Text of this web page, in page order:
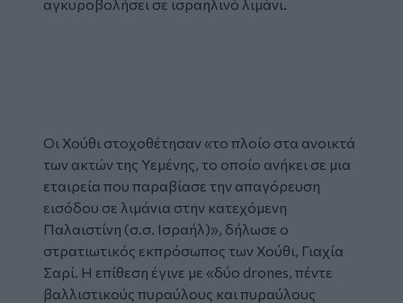
αγκυροβολήσει σε ισραηλινό λιμάνι.
Οι Χούθι στοχοθέτησαν «το πλοίο στα ανοικτά
των ακτών της Υεμένης, το οποίο ανήκει σε μια
εταιρεία που παραβίασε την απαγόρευση
εισόδου σε λιμάνια στην κατεχόμενη
Παλαιστίνη (σ.σ. Ισραήλ)», δήλωσε ο
στρατιωτικός εκπρόσωπος των Χούθι, Γιαχία
Σαρί. Η επίθεση έγινε με «δύο drones, πέντε
βαλλιστικούς πυραύλους και πυραύλους